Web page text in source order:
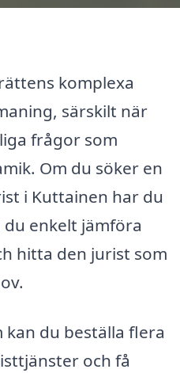
komplexa
särskilt när
frågor som
Om du söker en
i Kuttainen har du
enkelt jämföra
hitta den jurist som
du beställa flera
och få